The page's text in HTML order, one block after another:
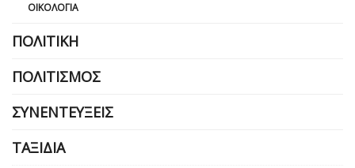
ΟΙΚΟΛΟΓΊΑ
ΠΟΛΙΤΙΚΉ
ΠΟΛΙΤΙΣΜΌΣ
ΣΥΝΕΝΤΕΎΞΕΙΣ
ΤΑΞΊΔΙΑ